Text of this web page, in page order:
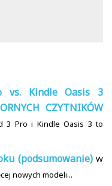
vs. Kindle Oasis 3
CZYTNIKÓW
3 Pro i Kindle Oasis 3 to
(podsumowanie) W
nowych modeli...